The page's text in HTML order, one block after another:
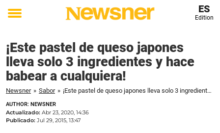
Toggle
ES
Edition
¡Este pastel de queso japones
lleva solo 3 ingredientes y hace
babear a cualquiera!
Newsner » Sabor » ¡Este pastel de queso japones lleva solo 3 ingredientes y hace babear a cualquiera!
AUTHOR: NEWSNER
Actualizado: Abr 23, 2020, 14:36
Publicado: Jul 29, 2015, 13:47